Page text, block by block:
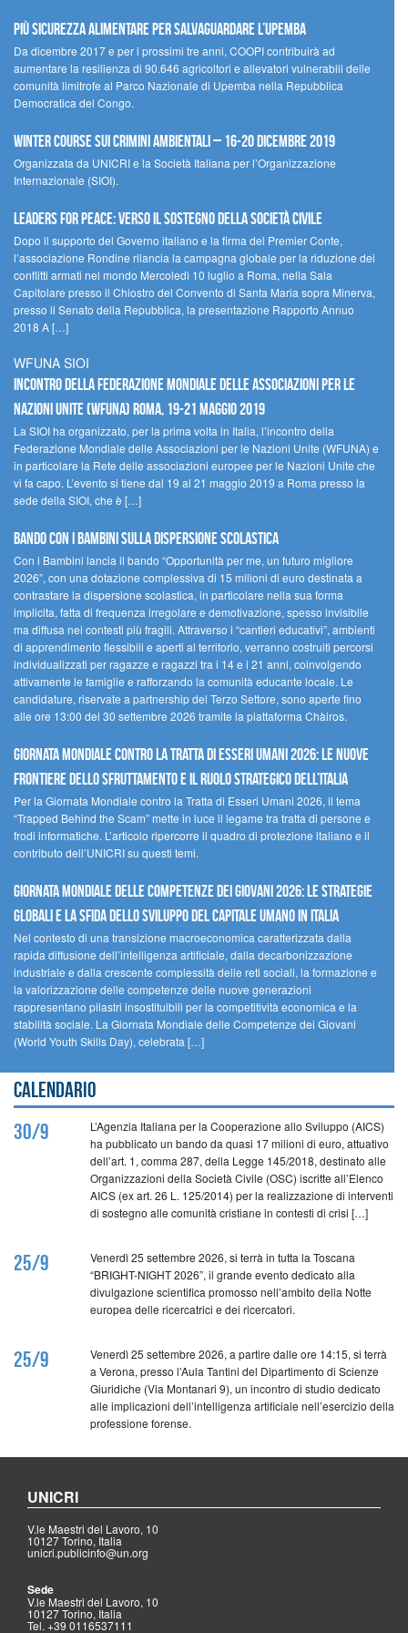
Più sicurezza alimentare per salvaguardare l’Upemba
Da dicembre 2017 e per i prossimi tre anni, COOPI contribuirà ad
aumentare la resilienza di 90.646 agricoltori e allevatori vulnerabili delle
comunità limitrofe al Parco Nazionale di Upemba nella Repubblica
Democratica del Congo.
Winter Course sui Crimini Ambientali – 16-20 Dicembre 2019
Organizzata da UNICRI e la Società Italiana per l’Organizzazione
Internazionale (SIOI).
Leaders for peace: verso il sostegno della società civile
Dopo il supporto del Governo italiano e la firma del Premier Conte,
l’associazione Rondine rilancia la campagna globale per la riduzione dei
conflitti armati nel mondo Mercoledì 10 luglio a Roma, nella Sala
Capitolare presso il Chiostro del Convento di Santa Maria sopra Minerva,
presso il Senato della Repubblica, la presentazione Rapporto Annuo
2018 A […]
WFUNA SIOI
Incontro della Federazione Mondiale delle Associazioni per le
Nazioni Unite (WFUNA) Roma, 19-21 maggio 2019
La SIOI ha organizzato, per la prima volta in Italia, l’incontro della
Federazione Mondiale delle Associazioni per le Nazioni Unite (WFUNA) e
in particolare la Rete delle associazioni europee per le Nazioni Unite che
vi fa capo. L’evento si tiene dal 19 al 21 maggio 2019 a Roma presso la
sede della SIOI, che è […]
Bando Con i Bambini sulla dispersione scolastica
Con i Bambini lancia il bando “Opportunità per me, un futuro migliore
2026”, con una dotazione complessiva di 15 milioni di euro destinata a
contrastare la dispersione scolastica, in particolare nella sua forma
implicita, fatta di frequenza irregolare e demotivazione, spesso invisibile
ma diffusa nei contesti più fragili. Attraverso i “cantieri educativi”, ambienti
di apprendimento flessibili e aperti al territorio, verranno costruiti percorsi
individualizzati per ragazze e ragazzi tra i 14 e i 21 anni, coinvolgendo
attivamente le famiglie e rafforzando la comunità educante locale. Le
candidature, riservate a partnership del Terzo Settore, sono aperte fino
alle ore 13:00 del 30 settembre 2026 tramite la piattaforma Chàiros.
GIORNATA MONDIALE CONTRO LA TRATTA DI ESSERI UMANI 2026: LE NUOVE
FRONTIERE DELLO SFRUTTAMENTO E IL RUOLO STRATEGICO DELL’ITALIA
Per la Giornata Mondiale contro la Tratta di Esseri Umani 2026, il tema
“Trapped Behind the Scam” mette in luce il legame tra tratta di persone e
frodi informatiche. L’articolo ripercorre il quadro di protezione italiano e il
contributo dell’UNICRI su questi temi.
GIORNATA MONDIALE DELLE COMPETENZE DEI GIOVANI 2026: LE STRATEGIE
GLOBALI E LA SFIDA DELLO SVILUPPO DEL CAPITALE UMANO IN ITALIA
Nel contesto di una transizione macroeconomica caratterizzata dalla
rapida diffusione dell’intelligenza artificiale, dalla decarbonizzazione
industriale e dalla crescente complessità delle reti sociali, la formazione e
la valorizzazione delle competenze delle nuove generazioni
rappresentano pilastri insostituibili per la competitività economica e la
stabilità sociale. La Giornata Mondiale delle Competenze dei Giovani
(World Youth Skills Day), celebrata […]
Calendario
30/9
L’Agenzia Italiana per la Cooperazione allo Sviluppo (AICS)
ha pubblicato un bando da quasi 17 milioni di euro, attuativo
dell’art. 1, comma 287, della Legge 145/2018, destinato alle
Organizzazioni della Società Civile (OSC) iscritte all’Elenco
AICS (ex art. 26 L. 125/2014) per la realizzazione di interventi
di sostegno alle comunità cristiane in contesti di crisi […]
25/9
Venerdì 25 settembre 2026, si terrà in tutta la Toscana
“BRIGHT-NIGHT 2026”, il grande evento dedicato alla
divulgazione scientifica promosso nell’ambito della Notte
europea delle ricercatrici e dei ricercatori.
25/9
Venerdì 25 settembre 2026, a partire dalle ore 14:15, si terrà
a Verona, presso l’Aula Tantini del Dipartimento di Scienze
Giuridiche (Via Montanari 9), un incontro di studio dedicato
alle implicazioni dell’intelligenza artificiale nell’esercizio della
professione forense.
UNICRI
V.le Maestri del Lavoro, 10
10127 Torino, Italia
unicri.publicinfo@un.org
Sede
V.le Maestri del Lavoro, 10
10127 Torino, Italia
Tel. +39 0116537111